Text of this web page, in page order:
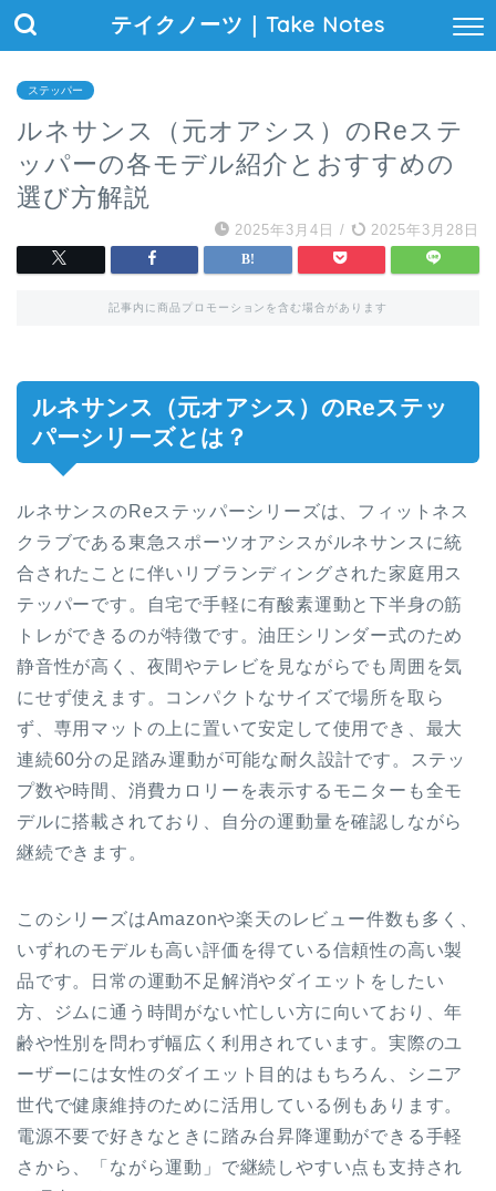
テイクノーツ｜Take Notes
ステッパー
ルネサンス（元オアシス）のReステ
ッパーの各モデル紹介とおすすめの
選び方解説
2025年3月4日 / 2025年3月28日
記事内に商品プロモーションを含む場合があります
ルネサンス（元オアシス）のReステッ
パーシリーズとは？
ルネサンスのReステッパーシリーズは、フィットネス
クラブである東急スポーツオアシスがルネサンスに統
合されたことに伴いリブランディングされた家庭用ス
テッパーです。自宅で手軽に有酸素運動と下半身の筋
トレができるのが特徴です。油圧シリンダー式のため
静音性が高く、夜間やテレビを見ながらでも周囲を気
にせず使えます。コンパクトなサイズで場所を取ら
ず、専用マットの上に置いて安定して使用でき、最大
連続60分の足踏み運動が可能な耐久設計です。ステッ
プ数や時間、消費カロリーを表示するモニターも全モ
デルに搭載されており、自分の運動量を確認しながら
継続できます。
このシリーズはAmazonや楽天のレビュー件数も多く、
いずれのモデルも高い評価を得ている信頼性の高い製
品です。日常の運動不足解消やダイエットをしたい
方、ジムに通う時間がない忙しい方に向いており、年
齢や性別を問わず幅広く利用されています。実際のユ
ーザーには女性のダイエット目的はもちろん、シニア
世代で健康維持のために活用している例もあります。
電源不要で好きなときに踏み台昇降運動ができる手軽
さから、「ながら運動」で継続しやすい点も支持され